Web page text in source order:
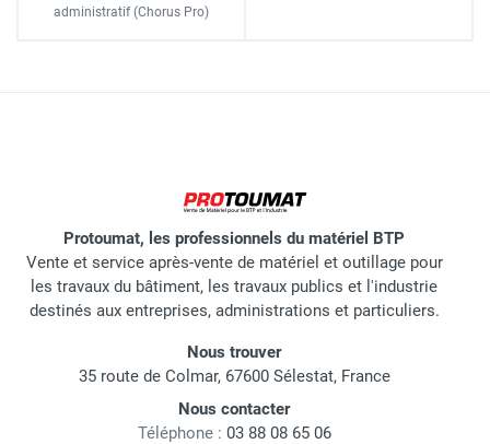
administratif (Chorus Pro)
Protoumat, les professionnels du matériel BTP
Vente et service après-vente de matériel et outillage pour
les travaux du bâtiment, les travaux publics et l'industrie
destinés aux entreprises, administrations et particuliers.
Nous trouver
35 route de Colmar, 67600 Sélestat, France
Nous contacter
Téléphone : 03 88 08 65 06